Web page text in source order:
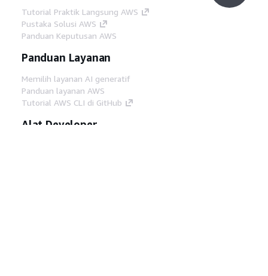
Tutorial Praktik Langsung AWS
Pustaka Solusi AWS
Panduan Keputusan AWS
Panduan Layanan
Memilih layanan AI generatif
Panduan layanan AWS
Tutorial AWS CLI di GitHub
Alat Developer